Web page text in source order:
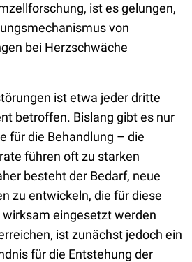
ist es gelungen,
von
bei Herzschwäche
ist etwa jeder dritte
betroffen. Bislang gibt es nur
für die Behandlung – die
führen oft zu starken
besteht der Bedarf, neue
zu entwickeln, die für diese
eingesetzt werden
ist zunächst jedoch ein
für die Entstehung der